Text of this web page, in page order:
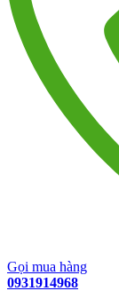
Gọi mua hàng
0931914968